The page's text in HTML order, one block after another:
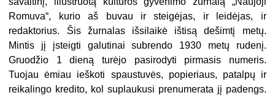
Romuva“, kurio aš buvau ir steigėjas, ir leidėjas, ir
redaktorius. Šis žurnalas išsilaikė ištisą dešimtį metų.
Mintis jį įsteigti galutinai subrendo 1930 metų rudenį.
Gruodžio 1 dieną turėjo pasirodyti pirmasis numeris.
Tuojau ėmiau ieškoti spaustuvės, popieriaus, patalpų ir
reikalingo kredito, kol suplaukusi prenumerata jį padengs.